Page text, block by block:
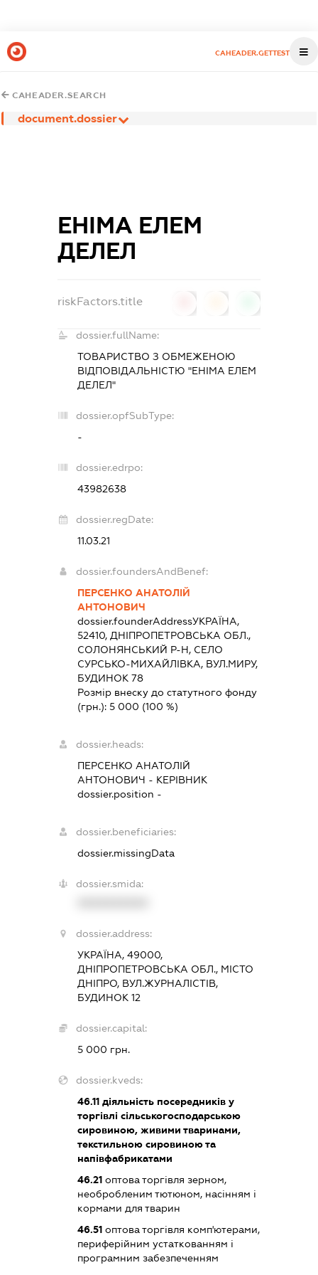
CAHEADER.GETTEST
CAHEADER.SEARCH
document.dossier
ЕНІМА ЕЛЕМ
ДЕЛЕЛ
riskFactors.title
dossier.fullName:
ТОВАРИСТВО З ОБМЕЖЕНОЮ
ВІДПОВІДАЛЬНІСТЮ "ЕНІМА ЕЛЕМ
ДЕЛЕЛ"
dossier.opfSubType:
-
dossier.edrpo:
43982638
dossier.regDate:
11.03.21
dossier.foundersAndBenef:
ПЕРСЕНКО АНАТОЛІЙ
АНТОНОВИЧ
dossier.founderAddressУКРАЇНА,
52410, ДНІПРОПЕТРОВСЬКА ОБЛ.,
СОЛОНЯНСЬКИЙ Р-Н, СЕЛО
СУРСЬКО-МИХАЙЛІВКА, ВУЛ.МИРУ,
БУДИНОК 78
Розмір внеску до статутного фонду
(грн.):5 000 (100 %)
dossier.heads:
ПЕРСЕНКО АНАТОЛІЙ
АНТОНОВИЧ - КЕРІВНИК
dossier.position -
dossier.beneficiaries:
dossier.missingData
dossier.smida:
dossier.address:
УКРАЇНА, 49000,
ДНІПРОПЕТРОВСЬКА ОБЛ., МІСТО
ДНІПРО, ВУЛ.ЖУРНАЛІСТІВ,
БУДИНОК 12
dossier.capital:
5 000 грн.
dossier.kveds:
46.11 діяльність посередників у
торгівлі сільськогосподарською
сировиною, живими тваринами,
текстильною сировиною та
напівфабрикатами
46.21 оптова торгівля зерном,
необробленим тютюном, насінням і
кормами для тварин
46.51 оптова торгівля комп'ютерами,
периферійним устаткованням і
програмним забезпеченням